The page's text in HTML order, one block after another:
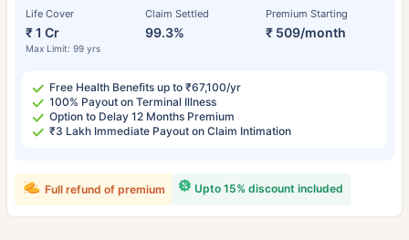
Life Cover
₹ 1 Cr
Max Limit: 99 yrs
Claim Settled
99.3%
Premium Starting
₹ 509/month
Free Health Benefits up to ₹67,100/yr
100% Payout on Terminal Illness
Option to Delay 12 Months Premium
₹3 Lakh Immediate Payout on Claim Intimation
Upto 15% discount included
Full refund of premium